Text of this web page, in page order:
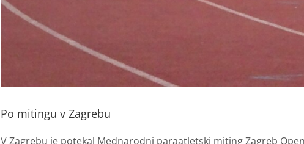
Po mitingu v Zagrebu
V Zagrebu je potekal Mednarodni paraatletski miting Zagreb